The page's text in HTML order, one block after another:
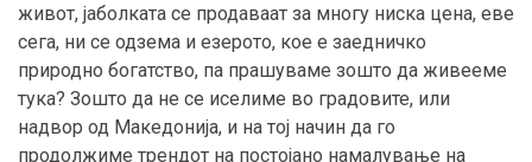
живот, јаболката се продаваат за многу ниска цена, еве
сега, ни се одзема и езерото, кое е заедничко
природно богатство, па прашуваме зошто да живееме
тука? Зошто да не се иселиме во градовите, или
надвор од Македонија, и на тој начин да го
продолжиме трендот на постојано намалување на